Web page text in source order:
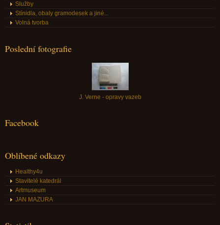
Služby
Stínidla, obaly gramodesek a jiné...
Volná tvorba
Poslední fotografie
J. Verne - opravy vazeb
Facebook
Oblíbené odkazy
Healthy4u
Stavitelé katedrál
Artmuseum
JAN MAZURA